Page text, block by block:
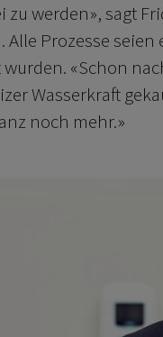
werden», sagt
Alle Prozesse
wurden. «Schon
Wasserkraft
noch mehr.»